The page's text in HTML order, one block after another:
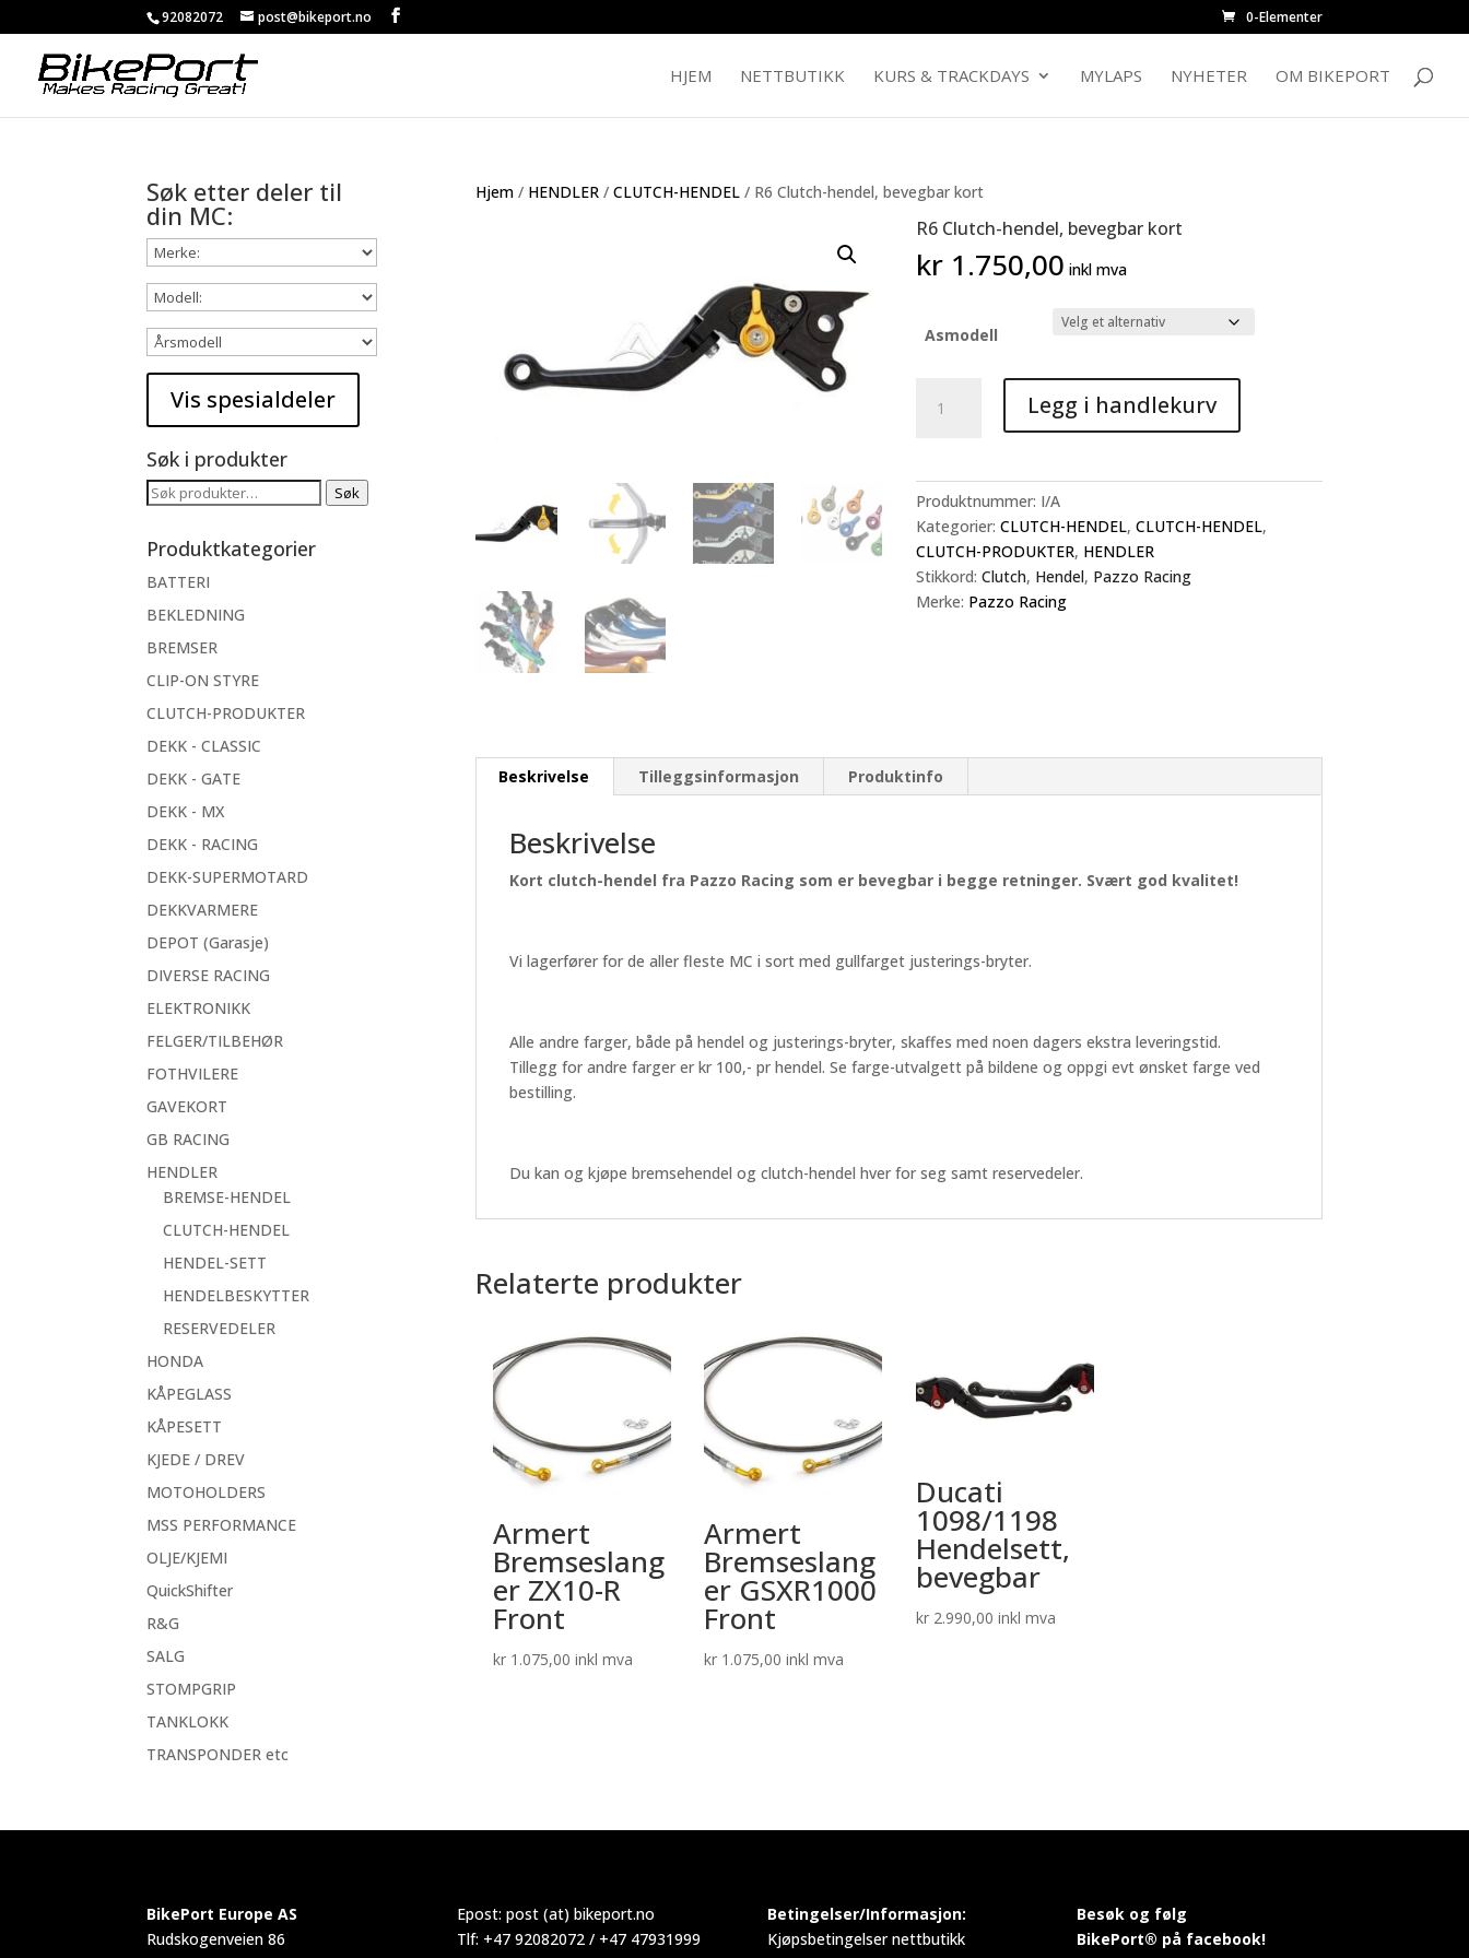
92082072 post@bikeport.no 0-Elementer
HJEM NETTBUTIKK KURS & TRACKDAYS MYLAPS NYHETER OM BIKEPORT
Hjem / HENDLER /CLUTCH-HENDEL / R6 Clutch-hendel, bevegbar kort
R6 Clutch-hendel, bevegbar kort
kr 1.750,00 inkl mva
Asmodell
Clutch-
Legg i handlekurv
Produktnummer: I/A
Kategorier:CLUTCH-HENDEL,CLUTCH-HENDEL,
CLUTCH-PRODUKTER, HENDLER
Stikkord:Clutch, Hendel, Pazzo Racing
Merke: Pazzo Racing
Beskrivelse Tilleggsinformasjon Produktinfo
Beskrivelse
Kort clutch-hendel fra Pazzo Racing som er bevegbar i begge retninger. Svært god kvalitet!
Vi lagerfører for de aller fleste MC i sort med gullfarget justerings-bryter.
Alle andre farger, både på hendel og justerings-bryter, skaffes med noen dagers ekstra leveringstid.
Tillegg for andre farger er kr 100,- pr hendel. Se farge-utvalgett på bildene og oppgi evt ønsket farge ved
bestilling.
Du kan og kjøpe bremsehendel og clutch-hendel hver for seg samt reservedeler.
Relaterte produkter
Armert
Bremseslang
er ZX10-R
Front
kr1.075,00 inkl mva
Armert
Bremseslang
er GSXR1000
Front
kr 1.075,00 inkl mva
Ducati
1098/1198
Hendelsett,
bevegbar
kr2.990,00 inkl mva
Søk etter deler til
din MC:
Søk i produkter
Søk
Søk
Produktkategorier
BATTERI
BEKLEDNING
BREMSER
CLIP-ON STYRE
CLUTCH-PRODUKTER
DEKK - CLASSIC
DEKK - GATE
DEKK - MX
DEKK - RACING
DEKK-SUPERMOTARD
DEKKVARMERE
DEPOT (Garasje)
DIVERSE RACING
ELEKTRONIKK
FELGER/TILBEHØR
FOTHVILERE
GAVEKORT
GB RACING
HENDLER
BREMSE-HENDEL
CLUTCH-HENDEL
HENDEL-SETT
HENDELBESKYTTER
RESERVEDELER
HONDA
KÅPEGLASS
KÅPESETT
KJEDE / DREV
MOTOHOLDERS
MSS PERFORMANCE
OLJE/KJEMI
QuickShifter
R&G
SALG
STOMPGRIP
TANKLOKK
TRANSPONDER etc
BikePort Europe AS
Rudskogenveien 86
Epost: post (at) bikeport.no
Tlf: +47 92082072 / +47 47931999
Betingelser/Informasjon:
Kjøpsbetingelser nettbutikk
Besøk og følg
BikePort® på facebook!